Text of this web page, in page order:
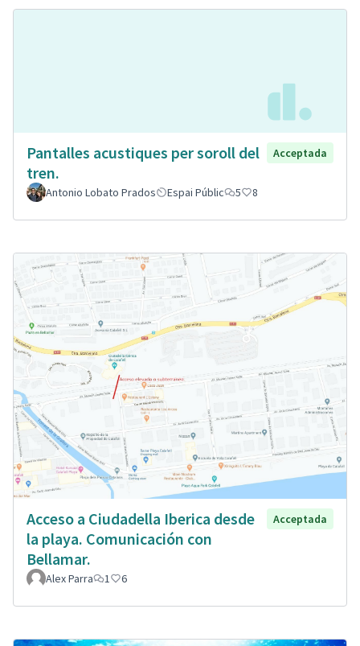
Pantalles acustiques per soroll del
tren.
Acceptada
Antonio Lobato Prados Espai Públic 5 8
Acceso a Ciudadella Iberica desde
la playa. Comunicación con
Bellamar.
Acceptada
Alex Parra 1 6